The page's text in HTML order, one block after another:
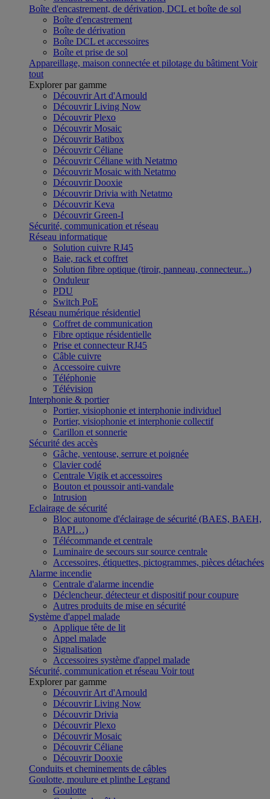
Boîte d'encastrement, de dérivation, DCL et boîte de sol
Boîte d'encastrement
Boîte de dérivation
Boîte DCL et accessoires
Boîte et prise de sol
Appareillage, maison connectée et pilotage du bâtiment Voir
tout
Explorer par gamme
Découvrir Art d'Arnould
Découvrir Living Now
Découvrir Plexo
Découvrir Mosaic
Découvrir Batibox
Découvrir Céliane
Découvrir Céliane with Netatmo
Découvrir Mosaic with Netatmo
Découvrir Dooxie
Découvrir Drivia with Netatmo
Découvrir Keva
Découvrir Green-I
Sécurité, communication et réseau
Réseau informatique
Solution cuivre RJ45
Baie, rack et coffret
Solution fibre optique (tiroir, panneau, connecteur...)
Onduleur
PDU
Switch PoE
Réseau numérique résidentiel
Coffret de communication
Fibre optique résidentielle
Prise et connecteur RJ45
Câble cuivre
Accessoire cuivre
Téléphonie
Télévision
Interphonie & portier
Portier, visiophonie et interphonie individuel
Portier, visiophonie et interphonie collectif
Carillon et sonnerie
Sécurité des accès
Gâche, ventouse, serrure et poignée
Clavier codé
Centrale Vigik et accessoires
Bouton et poussoir anti-vandale
Intrusion
Eclairage de sécurité
Bloc autonome d'éclairage de sécurité (BAES, BAEH,
BAPI…)
Télécommande et centrale
Luminaire de secours sur source centrale
Accessoires, étiquettes, pictogrammes, pièces détachées
Alarme incendie
Centrale d'alarme incendie
Déclencheur, détecteur et dispositif pour coupure
Autres produits de mise en sécurité
Système d'appel malade
Applique tête de lit
Appel malade
Signalisation
Accessoires système d'appel malade
Sécurité, communication et réseau Voir tout
Explorer par gamme
Découvrir Art d'Arnould
Découvrir Living Now
Découvrir Drivia
Découvrir Plexo
Découvrir Mosaic
Découvrir Céliane
Découvrir Dooxie
Conduits et cheminements de câbles
Goulotte, moulure et plinthe Legrand
Goulotte